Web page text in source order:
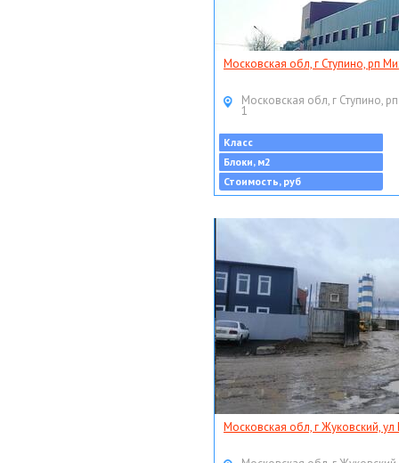
Московская обл, г Ступино, рп
Московская обл, г Ступино,
1
Класс
Блоки, м2
Стоимость, руб
Московская обл, г Жуковский,